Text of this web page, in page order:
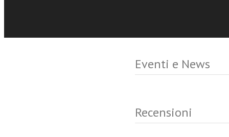
Eventi e News
Recensioni